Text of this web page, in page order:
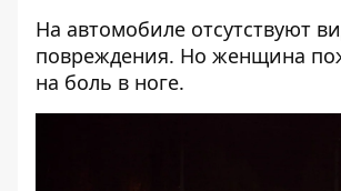
На автомобиле отсутствуют
повреждения. Но женщина
на боль в ноге.